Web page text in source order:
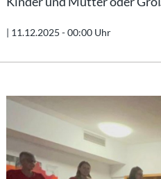
| 11.12.2025 - 00:00 Uhr